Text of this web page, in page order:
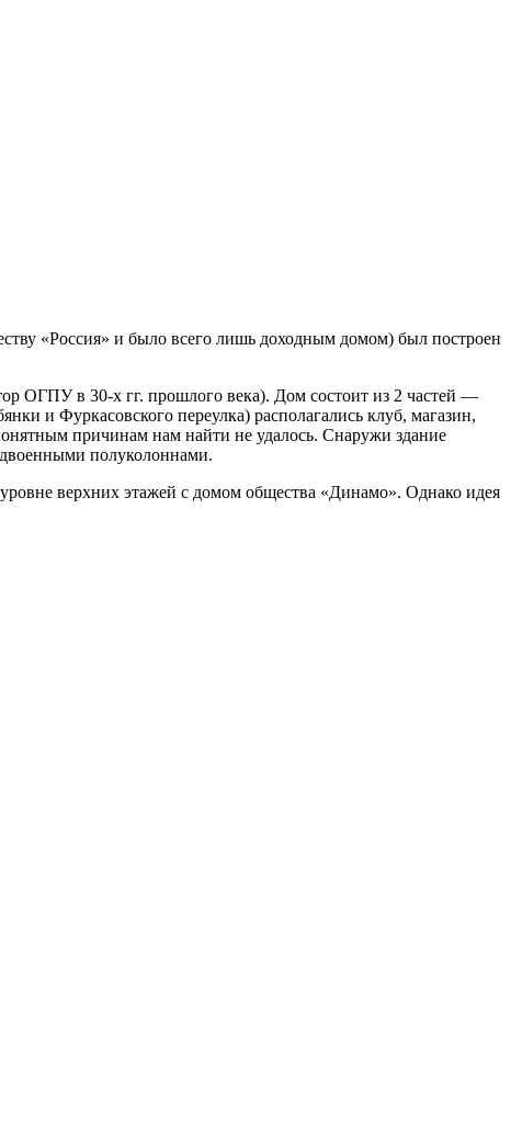
«Россия» и было всего лишь доходным домом) был построен
ОГПУ в 30-х гг. прошлого века). Дом состоит из 2 частей —
и Фуркасовского переулка) располагались клуб, магазин,
причинам нам найти не удалось. Снаружи здание
полуколоннами.
верхних этажей с домом общества «Динамо». Однако идея